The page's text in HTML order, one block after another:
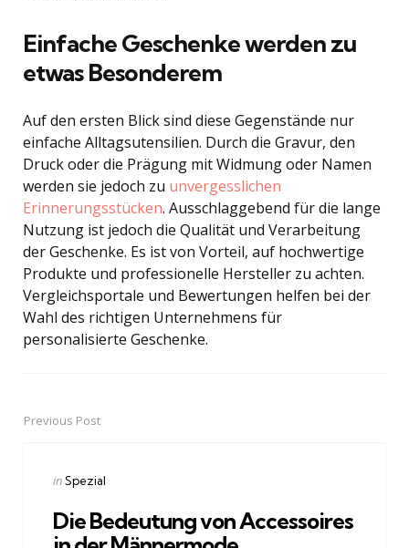
Einfache Geschenke werden zu
etwas Besonderem
Auf den ersten Blick sind diese Gegenstände nur
einfache Alltagsutensilien. Durch die Gravur, den
Druck oder die Prägung mit Widmung oder Namen
werden sie jedoch zu unvergesslichen
Erinnerungsstücken. Ausschlaggebend für die lange
Nutzung ist jedoch die Qualität und Verarbeitung
der Geschenke. Es ist von Vorteil, auf hochwertige
Produkte und professionelle Hersteller zu achten.
Vergleichsportale und Bewertungen helfen bei der
Wahl des richtigen Unternehmens für
personalisierte Geschenke.
PostPrevious Post
Posted
inSpezial
Die Bedeutung von Accessoires